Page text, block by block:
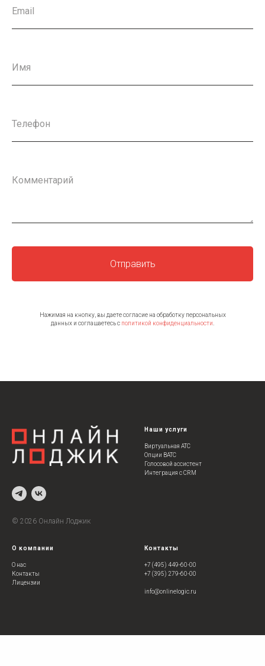
Email
Имя
Телефон
Комментарий
Отправить
Нажимая на кнопку, вы даете согласие на обработку персональных
данных и соглашаетесь c политикой конфиденциальности.
© 202 6 Онлайн Лоджик
Наши услуги
Виртуальная АТС
Опции ВАТС
Голосовой ассистент
Интеграция с CRM
О компании
О нас
Контакты
Лицензии
Контакты
+7 (495) 449-60-00
+7 (395) 279-60-00
info@onlinelogic.ru